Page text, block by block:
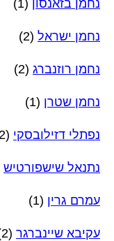
נחמן בזאנסון (1)
נחמן ישראל (2)
נחמן רוזנברג (2)
נחמן שטרן (1)
נפתלי דזילובסקי (2)
נתנאל שישפורטיש
עמרם גרין (1)
עקיבא שיינברגר (2)